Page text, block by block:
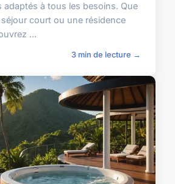
adaptés à tous les besoins. Que
court ou une résidence
...
3 min de lecture →